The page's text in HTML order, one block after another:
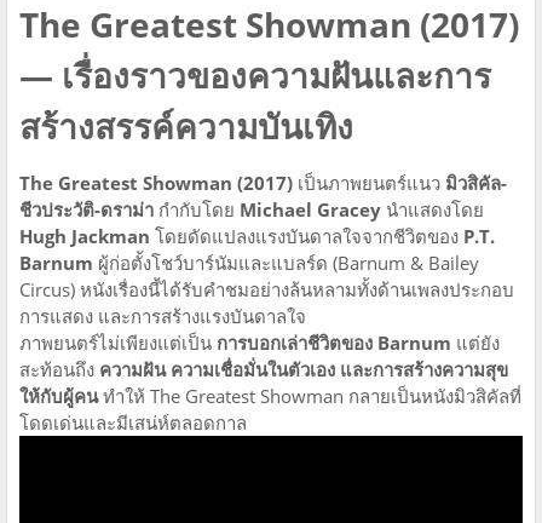
The Greatest Showman (2017)
— เรื่องราวของความฝันและการ
สร้างสรรค์ความบันเทิง
The Greatest Showman (2017) เป็นภาพยนตร์แนว มิวสิคัล-
ชีวประวัติ-ดราม่า กำกับโดย Michael Gracey นำแสดงโดย
Hugh Jackman โดยดัดแปลงแรงบันดาลใจจากชีวิตของ P.T.
Barnum ผู้ก่อตั้งโชว์บาร์นัมและแบลร์ด (Barnum & Bailey
Circus) หนังเรื่องนี้ได้รับคำชมอย่างล้นหลามทั้งด้านเพลงประกอบ
การแสดง และการสร้างแรงบันดาลใจ
ภาพยนตร์ไม่เพียงแต่เป็น การบอกเล่าชีวิตของ Barnum แต่ยัง
สะท้อนถึง ความฝัน ความเชื่อมั่นในตัวเอง และการสร้างความสุข
ให้กับผู้คนทำให้ The Greatest Showman กลายเป็นหนังมิวสิคัลที่
โดดเด่นและมีเสน่ห์ตลอดกาล